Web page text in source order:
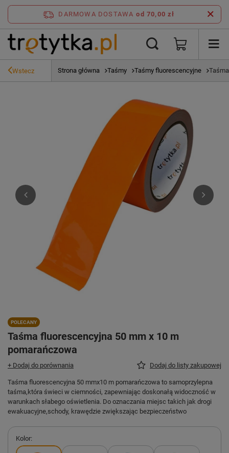
DARMOWA DOSTAWA od 70,00 zł
Wstecz Strona główna Taśmy Taśmy fluorescencyjne
POLECANY
Taśma fluorescencyjna 50 mm x 10 m
pomarańczowa
+ Dodaj do porównania Dodaj do listy zakupowej
Taśma fluorescencyjna 50 mmx10 m pomarańczowa to samoprzylepna
taśma,która świeci w ciemności, zapewniając doskonałą widoczność w
warunkach słabego oświetlenia. Do oznaczania miejsc takich jak drogi
ewakuacyjne,schody, krawędzie zwiększając bezpieczeństwo
Kolor